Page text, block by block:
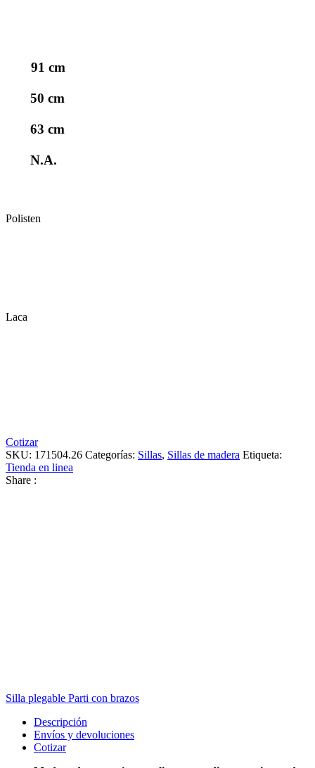
91 cm
50 cm
63 cm
N.A.
Polisten
Laca
Cotizar
SKU: 171504.26 Categorías: Sillas, Sillas de madera Etiqueta:
Tienda en linea
Share :
Silla plegable Parti con brazos
Descripción
Envíos y devoluciones
Cotizar